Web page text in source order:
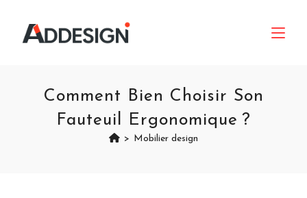
Comment Bien Choisir Son
Fauteuil Ergonomique ?
> Mobilier design